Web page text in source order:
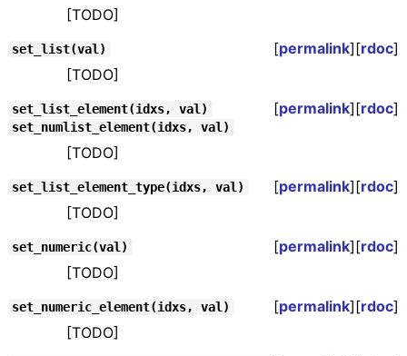
[TODO]
set_list(val) [permalink][rdoc]
[TODO]
set_list_element(idxs, val) [permalink][rdoc]
set_numlist_element(idxs, val)
[TODO]
set_list_element_type(idxs, val) [permalink][rdoc]
[TODO]
set_numeric(val) [permalink][rdoc]
[TODO]
set_numeric_element(idxs, val) [permalink][rdoc]
[TODO]